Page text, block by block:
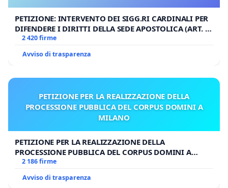
PETIZIONE: INTERVENTO DEI SIGG.RI CARDINALI PER
DIFENDERE I DIRITTI DELLA SEDE APOSTOLICA (ART. 3
UDG)
2 420 firme
Avviso di trasparenza
PETIZIONE PER LA REALIZZAZIONE DELLA
PROCESSIONE PUBBLICA DEL CORPUS DOMINI A
MILANO
PETIZIONE PER LA REALIZZAZIONE DELLA
PROCESSIONE PUBBLICA DEL CORPUS DOMINI A
MILANO
2 186 firme
Avviso di trasparenza